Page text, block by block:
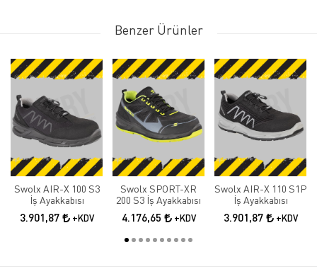
Benzer Ürünler
Swolx AIR-X 100 S3
İş Ayakkabısı
3.901,87 +KDV
Swolx SPORT-XR
200 S3 İş Ayakkabısı
4.176,65 +KDV
Swolx AIR-X 110 S1P
İş Ayakkabısı
3.901,87 +KDV